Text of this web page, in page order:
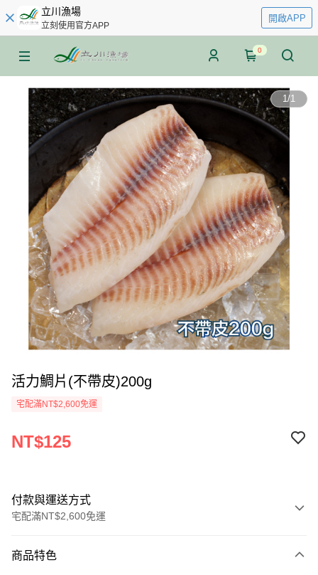
立川漁場
立刻使用官方APP
開啟APP
0
1/1
活力鯛片(不帶皮)200g
宅配滿NT$2,600免運
NT$125
付款與運送方式
宅配滿NT$2,600免運
信用卡一次付款
商品特色